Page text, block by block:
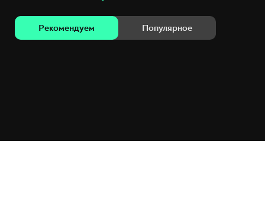
Рекомендуем Популярное